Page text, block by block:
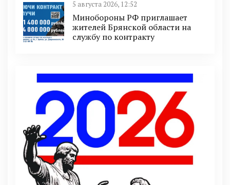
5 августа 2026, 12:52
Минобoроны РФ приглaшaет
житeлeй Брянской области на
службу по контракту